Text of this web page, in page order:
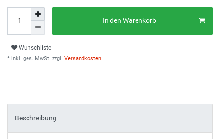
In den Warenkorb
Wunschliste
* inkl. ges. MwSt. zzgl. Versandkosten
Beschreibung